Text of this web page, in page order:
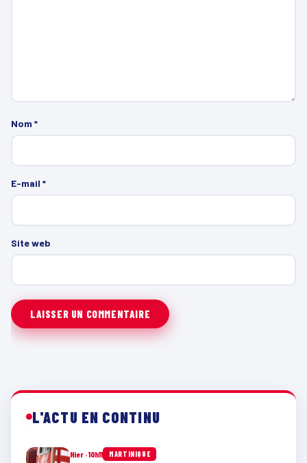
Nom *
E-mail *
Site web
L'ACTU EN CONTINU
Hier · 10h11 MARTINIQUE